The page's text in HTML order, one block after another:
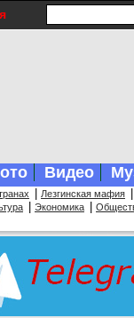
Видео
Лезгинская мафия
Экономика